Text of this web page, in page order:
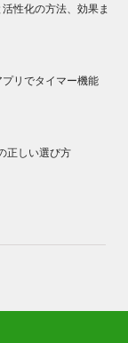
性化の方法、効果ま
リでタイマー機能
正しい選び方